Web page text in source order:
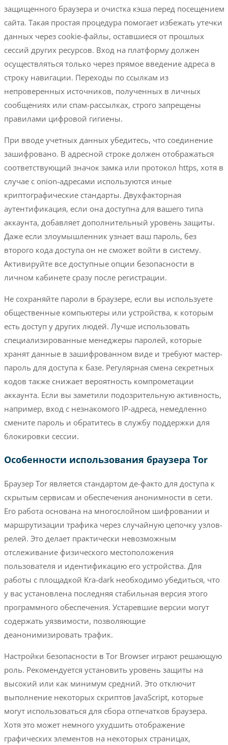
защищенного браузера и очистка кэша перед посещением
сайта. Такая простая процедура помогает избежать утечки
данных через cookie-файлы, оставшиеся от прошлых
сессий других ресурсов. Вход на платформу должен
осуществляться только через прямое введение адреса в
строку навигации. Переходы по ссылкам из
непроверенных источников, полученных в личных
сообщениях или спам-рассылках, строго запрещены
правилами цифровой гигиены.
При вводе учетных данных убедитесь, что соединение
зашифровано. В адресной строке должен отображаться
соответствующий значок замка или протокол https, хотя в
случае с onion-адресами используются иные
криптографические стандарты. Двухфакторная
аутентификация, если она доступна для вашего типа
аккаунта, добавляет дополнительный уровень защиты.
Даже если злоумышленник узнает ваш пароль, без
второго кода доступа он не сможет войти в систему.
Активируйте все доступные опции безопасности в
личном кабинете сразу после регистрации.
Не сохраняйте пароли в браузере, если вы используете
общественные компьютеры или устройства, к которым
есть доступ у других людей. Лучше использовать
специализированные менеджеры паролей, которые
хранят данные в зашифрованном виде и требуют мастер-
пароль для доступа к базе. Регулярная смена секретных
кодов также снижает вероятность компрометации
аккаунта. Если вы заметили подозрительную активность,
например, вход с незнакомого IP-адреса, немедленно
смените пароль и обратитесь в службу поддержки для
блокировки сессии.
Особенности использования браузера Tor
Браузер Tor является стандартом де-факто для доступа к
скрытым сервисам и обеспечения анонимности в сети.
Его работа основана на многослойном шифровании и
маршрутизации трафика через случайную цепочку узлов-
релей. Это делает практически невозможным
отслеживание физического местоположения
пользователя и идентификацию его устройства. Для
работы с площадкой Kra-dark необходимо убедиться, что
у вас установлена последняя стабильная версия этого
программного обеспечения. Устаревшие версии могут
содержать уязвимости, позволяющие
деанонимизировать трафик.
Настройки безопасности в Tor Browser играют решающую
роль. Рекомендуется установить уровень защиты на
высокий или как минимум средний. Это отключит
выполнение некоторых скриптов JavaScript, которые
могут использоваться для сбора отпечатков браузера.
Хотя это может немного ухудшить отображение
графических элементов на некоторых страницах,